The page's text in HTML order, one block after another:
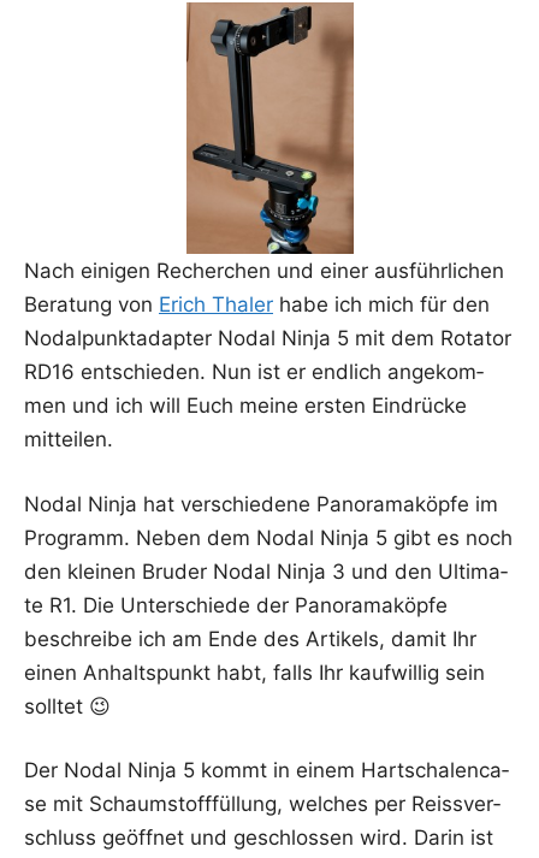
Nach eini­gen Recher­chen und einer aus­führ­li­chen
Bera­tung von Erich Tha­ler habe ich mich für den
Nodal­punkt­ad­ap­ter Nodal Nin­ja 5 mit dem Rota­tor
RD16 ent­schie­den. Nun ist er end­lich ange­kom­
men und ich will Euch mei­ne ers­ten Ein­drü­cke
mitteilen.
Nodal Nin­ja hat ver­schie­de­ne Pan­ora­ma­köp­fe im
Pro­gramm. Neben dem Nodal Nin­ja 5 gibt es noch
den klei­nen Bru­der Nodal Nin­ja 3 und den Ulti­ma­
te R1. Die Unter­schie­de der Pan­ora­ma­köp­fe
beschrei­be ich am Ende des Arti­kels, damit Ihr
einen Anhalts­punkt habt, falls Ihr kauf­wil­lig sein
solltet 😉
Der Nodal Nin­ja 5 kommt in einem Hart­scha­len­ca­
se mit Schaum­stoff­fül­lung, wel­ches per Reiss­ver­
schluss geöff­net und geschlos­sen wird. Dar­in ist